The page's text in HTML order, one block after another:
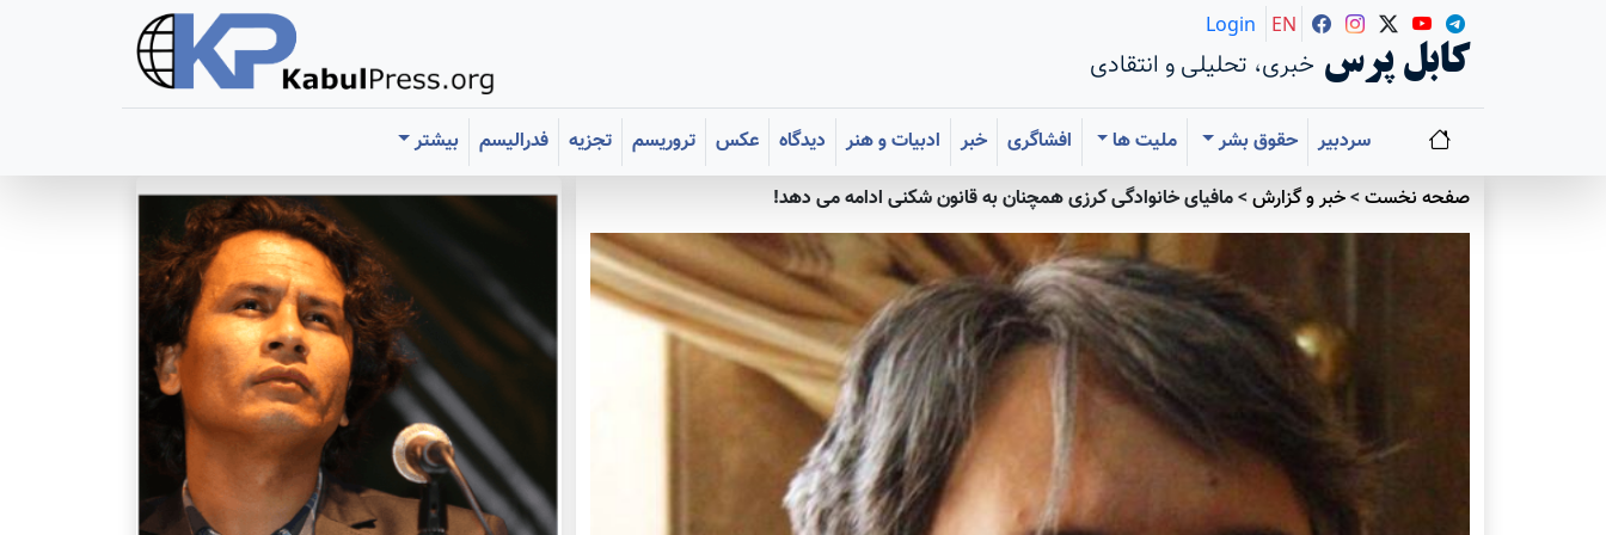
کابل پرس خبری، تحلیلی و انتقادی
Login EN
سردبیر حقوق بشر ملیت ها افشاگری خبر ادبیات و هنر دیدگاه عکس تروریسم تجزیه فدرالیسم
بیشتر
صفحه نخست>خبر و گزارش>مافیای خانوادگی کرزی همچنان به قانون شکنی ادامه می دهد!